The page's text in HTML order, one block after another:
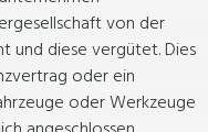
von der
und diese vergütet. Dies
oder ein
oder Werkzeuge